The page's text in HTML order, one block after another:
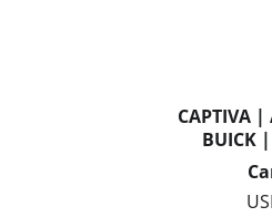
CAPTIVA |
BUICK